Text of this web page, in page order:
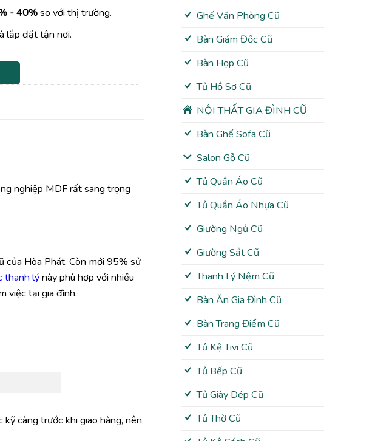
Ghế Văn Phòng Cũ
Bàn Giám Đốc Cũ
Bàn Họp Cũ
Tủ Hồ Sơ Cũ
NỘI THẤT GIA ĐÌNH CŨ
Bàn Ghế Sofa Cũ
Salon Gỗ Cũ
Tủ Quần Áo Cũ
Tủ Quần Áo Nhựa Cũ
Giường Ngủ Cũ
Giường Sắt Cũ
Thanh Lý Nệm Cũ
Bàn Ăn Gia Đình Cũ
Bàn Trang Điểm Cũ
Tủ Kệ Tivi Cũ
Tủ Bếp Cũ
Tủ Giày Dép Cũ
Tủ Thờ Cũ
- 40%so với thị trường.
lắp đặt tận nơi.
nghiệp MDF rất sang trọng
của Hòa Phát. Còn mới 95% sử
thanh lýnày phù hợp với nhiều
việc tại gia đình.
càng trước khi giao hàng, nên